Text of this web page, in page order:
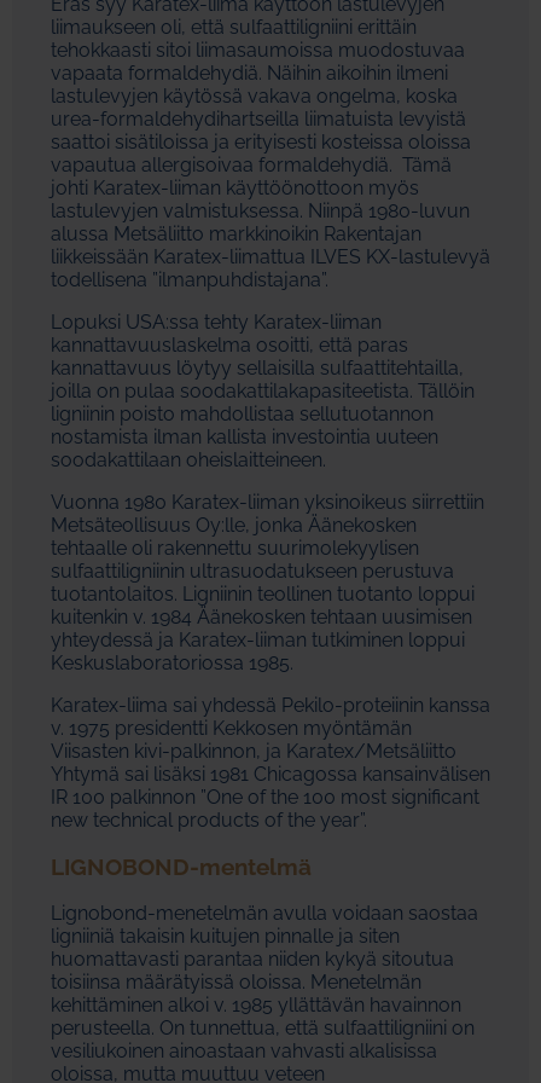
Eräs syy Karatex-liima käyttöön lastulevyjen
liimaukseen oli, että sulfaattiligniini erittäin
tehokkaasti sitoi liimasaumoissa muodostuvaa
vapaata formaldehydiä. Näihin aikoihin ilmeni
lastulevyjen käytössä vakava ongelma, koska
urea-formaldehydihartseilla liimatuista levyistä
saattoi sisätiloissa ja erityisesti kosteissa oloissa
vapautua allergisoivaa formaldehydiä. Tämä
johti Karatex-liiman käyttöönottoon myös
lastulevyjen valmistuksessa. Niinpä 1980-luvun
alussa Metsäliitto markkinoikin Rakentajan
liikkeissään Karatex-liimattua ILVES KX-lastulevyä
todellisena ”ilmanpuhdistajana”.
Lopuksi USA:ssa tehty Karatex-liiman
kannattavuuslaskelma osoitti, että paras
kannattavuus löytyy sellaisilla sulfaattitehtailla,
joilla on pulaa soodakattilakapasiteetista. Tällöin
ligniinin poisto mahdollistaa sellutuotannon
nostamista ilman kallista investointia uuteen
soodakattilaan oheislaitteineen.
Vuonna 1980 Karatex-liiman yksinoikeus siirrettiin
Metsäteollisuus Oy:lle, jonka Äänekosken
tehtaalle oli rakennettu suurimolekyylisen
sulfaattiligniinin ultrasuodatukseen perustuva
tuotantolaitos. Ligniinin teollinen tuotanto loppui
kuitenkin v. 1984 Äänekosken tehtaan uusimisen
yhteydessä ja Karatex-liiman tutkiminen loppui
Keskuslaboratoriossa 1985.
Karatex-liima sai yhdessä Pekilo-proteiinin kanssa
v. 1975 presidentti Kekkosen myöntämän
Viisasten kivi-palkinnon, ja Karatex/Metsäliitto
Yhtymä sai lisäksi 1981 Chicagossa kansainvälisen
IR 100 palkinnon ”One of the 100 most significant
new technical products of the year”.
LIGNOBOND-mentelmä
Lignobond-menetelmän avulla voidaan saostaa
ligniiniä takaisin kuitujen pinnalle ja siten
huomattavasti parantaa niiden kykyä sitoutua
toisiinsa määrätyissä oloissa. Menetelmän
kehittäminen alkoi v. 1985 yllättävän havainnon
perusteella. On tunnettua, että sulfaattiligniini on
vesiliukoinen ainoastaan vahvasti alkalisissa
oloissa, mutta muuttuu veteen